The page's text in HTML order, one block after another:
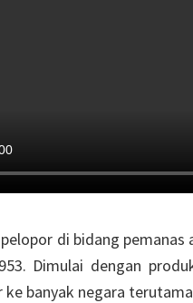
di bidang
Dimulai dengan
ke banyak negara